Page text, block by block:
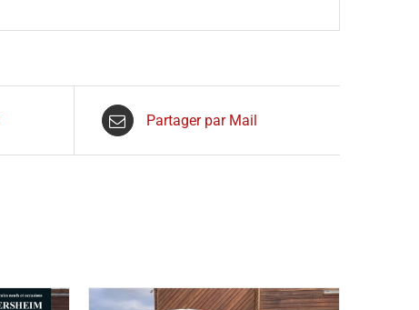
Partager par Mail